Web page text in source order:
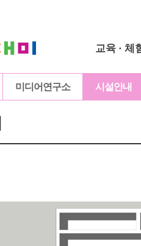
교육 · 체
미디어연구소 시설안내